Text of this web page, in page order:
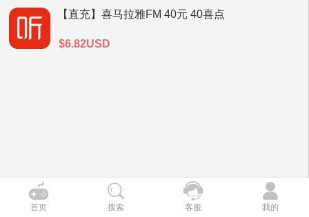
【直充】喜马拉雅FM 40元 40喜点
$6.82USD
首页 搜索 客服 我的